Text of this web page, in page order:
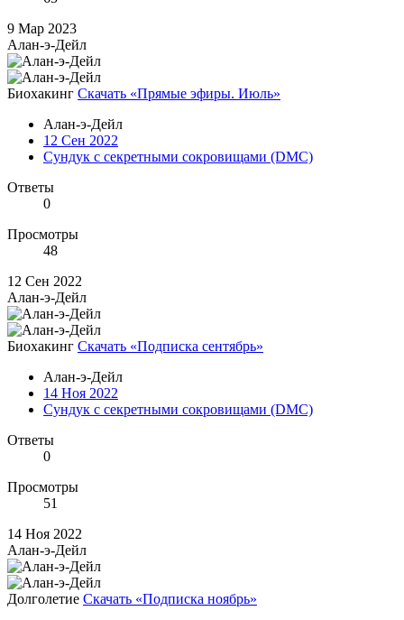
9 Мар 2023
Алан-э-Дейл
Биохакинг Скачать «Прямые эфиры. Июль»
Алан-э-Дейл
12 Сен 2022
Сундук с секретными сокровищами (DMC)
Ответы
0
Просмотры
48
12 Сен 2022
Алан-э-Дейл
Биохакинг Скачать «Подписка сентябрь»
Алан-э-Дейл
14 Ноя 2022
Сундук с секретными сокровищами (DMC)
Ответы
0
Просмотры
51
14 Ноя 2022
Алан-э-Дейл
Долголетие Скачать «Подписка ноябрь»